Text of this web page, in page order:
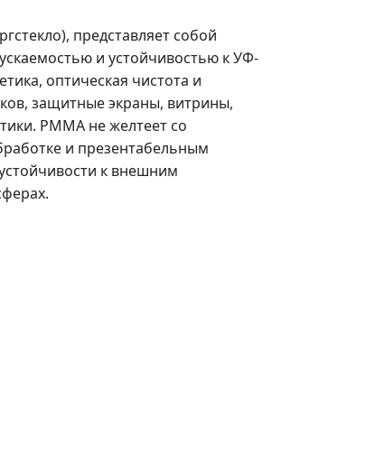
представляет собой
и устойчивостью к УФ-
оптическая чистота и
защитные экраны, витрины,
PMMA не желтеет со
и презентабельным
к внешним